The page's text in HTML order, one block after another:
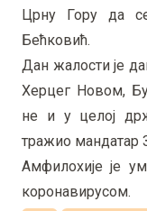
Црну Гору да
Бећковић.
Дан жалости је
Херцег Новом,
не и у целој
тражио мандатар
Амфилохије је
коронавирусом.